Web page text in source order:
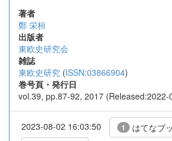
著者
鄭 栄桓
出版者
東欧史研究会
雑誌
東欧史研究 (ISSN:03866904)
巻号頁・発行日
vol.39, pp.87-92, 2017 (Released:2022-
2023-08-02 16:03:50 1 はてなブ